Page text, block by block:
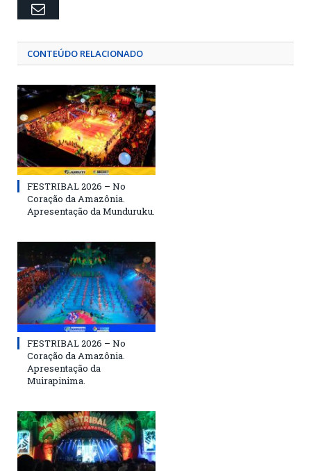
Email
CONTEÚDO RELACIONADO
FESTRIBAL 2026 – No
Coração da Amazônia.
Apresentação da Munduruku.
FESTRIBAL 2026 – No
Coração da Amazônia.
Apresentação da
Muirapinima.